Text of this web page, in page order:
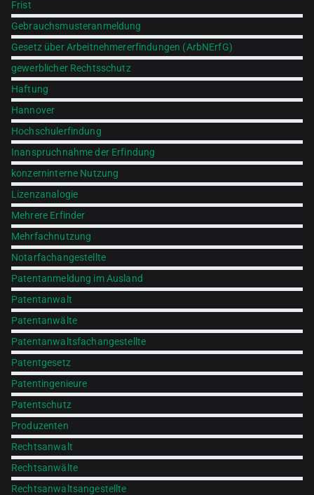
Frist
Gebrauchsmusteranmeldung
Gesetz über Arbeitnehmererfindungen (ArbNErfG)
gewerblicher Rechtsschutz
Haftung
Hannover
Hochschulerfindung
Inanspruchnahme der Erfindung
konzerninterne Nutzung
Lizenzanalogie
Mehrere Erfinder
Mehrfachnutzung
Notarfachangestellte
Patentanmeldung im Ausland
Patentanwalt
Patentanwälte
Patentanwaltsfachangestellte
Patentgesetz
Patentingenieure
Patentschutz
Produzenten
Rechtsanwalt
Rechtsanwälte
Rechtsanwaltsangestellte